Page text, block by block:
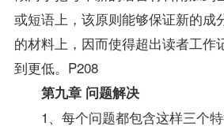
或短语上，该原则能够保证新的成
的材料上，因而使得超出读者工作
到更低。P208
第九章 问题解决
1、每个问题都包含这样三个特